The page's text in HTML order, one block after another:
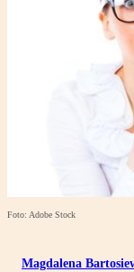
Foto: Adobe Stock
Magdalena